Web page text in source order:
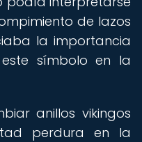
de lazos
la importancia
símbolo en la
anillos vikingos
perdura en la